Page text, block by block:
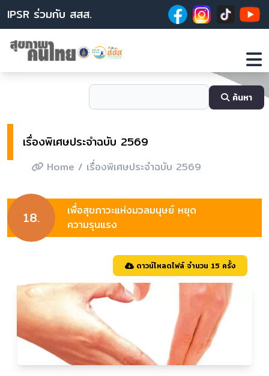
IPSR ร่วมกับ สสส.
ค้นหา
เรื่องพิเศษประจำฉบับ 2569
Home / เรื่องพิเศษประจำฉบับ 2569
18.
เพื่อสุขภาวะแห่งมวลมนุษย์ หยุด
ความรุนแรง
ดาวน์โหลดไฟล์ จำนวน 15 ครั้ง